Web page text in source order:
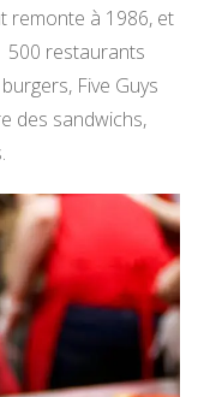
remonte à 1986, et
500 restaurants
Five Guys
des sandwichs,